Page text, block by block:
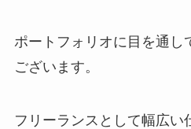
ポートフォリオに目を通し
ございます。
フリーランスとして幅広い